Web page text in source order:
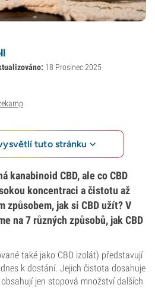
18 Prosinec 2025
tuto stránku
kanabinoid CBD, ale co CBD
koncentraci a čistotu až
způsobem, jak si CBD užít? V
na 7 různých způsobů, jak CBD
také jako CBD izolát) představují
k dostání. Jejich čistota dosahuje
jen stopová množství dalších